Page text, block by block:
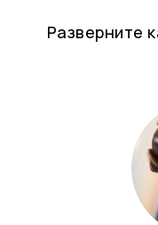
Разверните